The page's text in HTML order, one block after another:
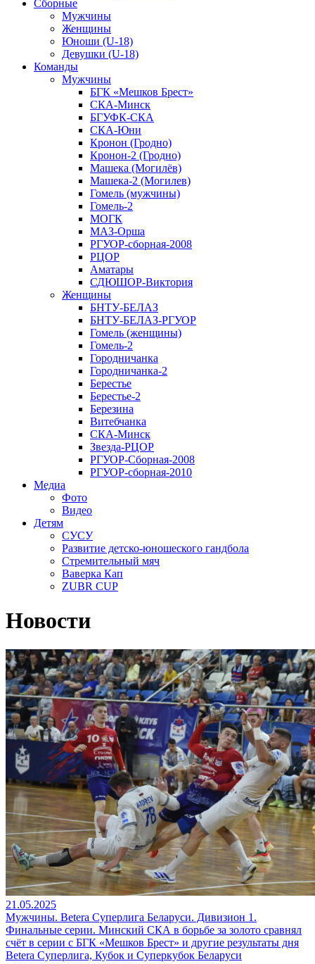
Сборные
Мужчины
Женщины
Юноши (U-18)
Девушки (U-18)
Команды
Мужчины
БГК «Мешков Брест»
СКА-Минск
БГУФК-СКА
СКА-Юни
Кронон (Гродно)
Кронон-2 (Гродно)
Машека (Могилёв)
Машека-2 (Могилев)
Гомель (мужчины)
Гомель-2
МОГК
МАЗ-Орша
РГУОР-сборная-2008
РЦОР
Аматары
СДЮШОР-Виктория
Женщины
БНТУ-БЕЛАЗ
БНТУ-БЕЛАЗ-РГУОР
Гомель (женщины)
Гомель-2
Городничанка
Городничанка-2
Берестье
Берестье-2
Березина
Витебчанка
СКА-Минск
Звезда-РЦОР
РГУОР-Сборная-2008
РГУОР-сборная-2010
Медиа
Фото
Видео
Детям
СУСУ
Развитие детско-юношеского гандбола
Стремительный мяч
Ваверка Кап
ZUBR CUP
Новости
21.05.2025
Мужчины. Betera Суперлига Беларуси. Дивизион 1.
Финальные серии. Минский СКА в борьбе за золото сравнял
счёт в серии с БГК «Мешков Брест» и другие результаты дня
Betera Суперлига, Кубок и Суперкубок Беларуси